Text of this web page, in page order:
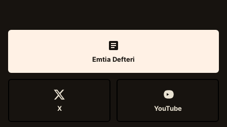
Emtia Defteri
X YouTube